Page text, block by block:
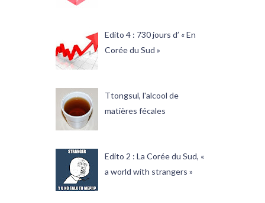
Edito 4 : 730 jours d’ « En
Corée du Sud »
Ttongsul, l'alcool de
matières fécales
Edito 2 : La Corée du Sud, «
a world with strangers »